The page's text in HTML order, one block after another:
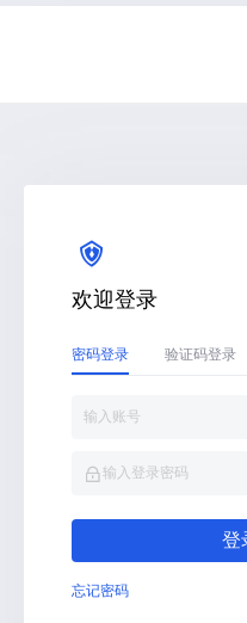
欢迎登录
密码登录 验证码登录
输入账号
输入登录密码
登
忘记密码